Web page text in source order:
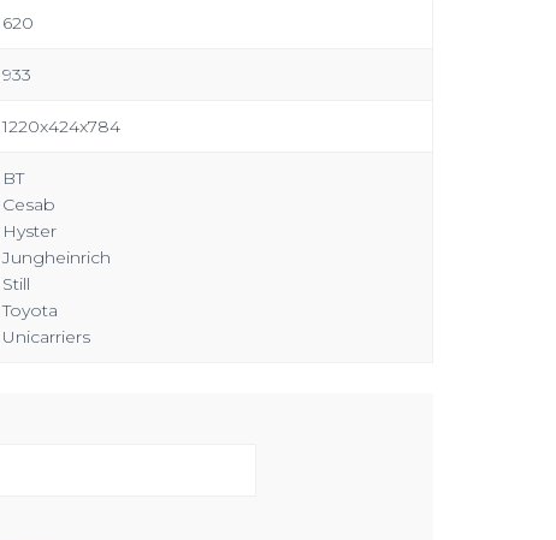
620
933
1220x424x784
BT
Cesab
Hyster
Jungheinrich
Still
Toyota
Unicarriers